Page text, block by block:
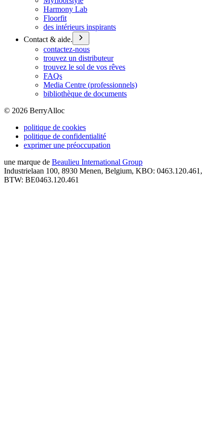
Harmony Lab
Floorfit
des intérieurs inspirants
Contact & aide.
contactez-nous
trouvez un distributeur
trouvez le sol de vos rêves
FAQs
Media Centre (professionnels)
bibliothèque de documents
© 2026 BerryAlloc
politique de cookies
politique de confidentialité
exprimer une préoccupation
une marque de Beaulieu International Group
Industrielaan 100, 8930 Menen, Belgium, KBO: 0463.120.461,
BTW: BE0463.120.461